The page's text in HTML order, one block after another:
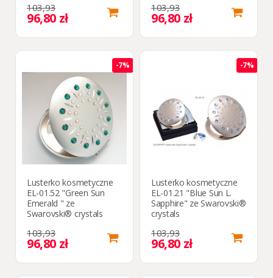
103,93
96,80 zł
103,93
96,80 zł
-7%
Lusterko kosmetyczne
EL-01.52 "Green Sun
Emerald " ze
Swarovski® crystals
103,93
96,80 zł
-7%
Lusterko kosmetyczne
EL-01.21 "Blue Sun L.
Sapphire" ze Swarovski®
crystals
103,93
96,80 zł